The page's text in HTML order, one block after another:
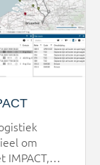
om
IMPACT,